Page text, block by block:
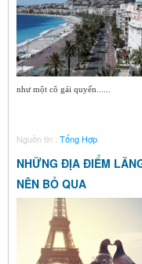
như một cô gái quyến......
Nguồn tin : Tổng Hợp
NHỮNG ĐỊA ĐIỂM
NÊN BỎ QUA